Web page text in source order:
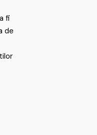
fi
de